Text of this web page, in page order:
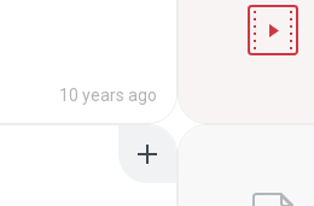
10 years ago